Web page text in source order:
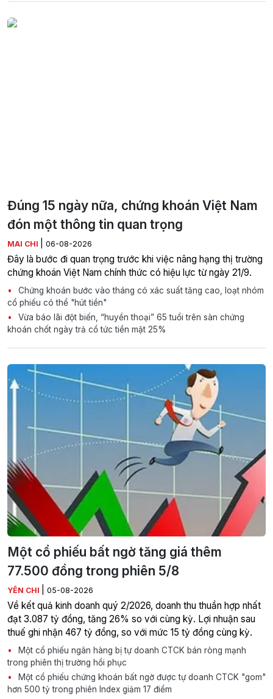
Đúng 15 ngày nữa, chứng khoán Việt Nam
đón một thông tin quan trọng
MAI CHI 06-08-2026
Đây là bước đi quan trọng trước khi việc nâng hạng thị trường
chứng khoán Việt Nam chính thức có hiệu lực từ ngày 21/9.
Chứng khoán bước vào tháng có xác suất tăng cao, loạt nhóm
cổ phiếu có thể "hút tiền"
Vừa báo lãi đột biến, “huyền thoại” 65 tuổi trên sàn chứng
khoán chốt ngày trả cổ tức tiền mặt 25%
Một cổ phiếu bất ngờ tăng giá thêm
77.500 đồng trong phiên 5/8
YÊN CHI 05-08-2026
Về kết quả kinh doanh quý 2/2026, doanh thu thuần hợp nhất
đạt 3.087 tỷ đồng, tăng 26% so với cùng kỳ. Lợi nhuận sau
thuế ghi nhận 467 tỷ đồng, so với mức 15 tỷ đồng cùng kỳ.
Một cổ phiếu ngân hàng bị tự doanh CTCK bán ròng mạnh
trong phiên thị trường hồi phục
Một cổ phiếu chứng khoán bất ngờ được tự doanh CTCK "gom"
hơn 500 tỷ trong phiên Index giảm 17 điểm